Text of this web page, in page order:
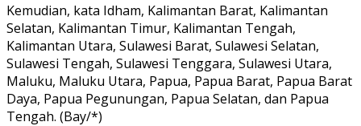
Kemudian, kata Idham, Kalimantan Barat, Kalimantan
Selatan, Kalimantan Timur, Kalimantan Tengah,
Kalimantan Utara, Sulawesi Barat, Sulawesi Selatan,
Sulawesi Tengah, Sulawesi Tenggara, Sulawesi Utara,
Maluku, Maluku Utara, Papua, Papua Barat, Papua Barat
Daya, Papua Pegunungan, Papua Selatan, dan Papua
Tengah. (Bay/*)